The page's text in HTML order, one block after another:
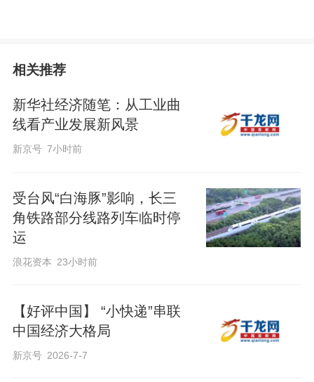
相关推荐
新华社经济随笔：从工业曲
线看产业发展新风景
新京号 7小时前
受台风“白海豚”影响，长三
角铁路部分线路列车临时停
运
浪花资本 23小时前
【好评中国】 “小快递”串联
中国经济大格局
新京号 2026-7-7